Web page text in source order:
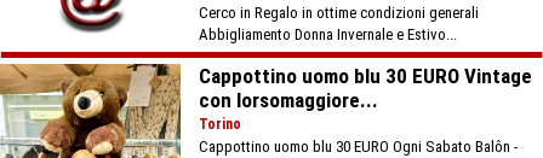
Cerco in Regalo in ottime condizioni generali
Abbigliamento Donna Invernale e Estivo...
Cappottino uomo blu 30 EURO Vintage
con lorsomaggiore...
Torino
Cappottino uomo blu 30 EURO Ogni Sabato Balôn -